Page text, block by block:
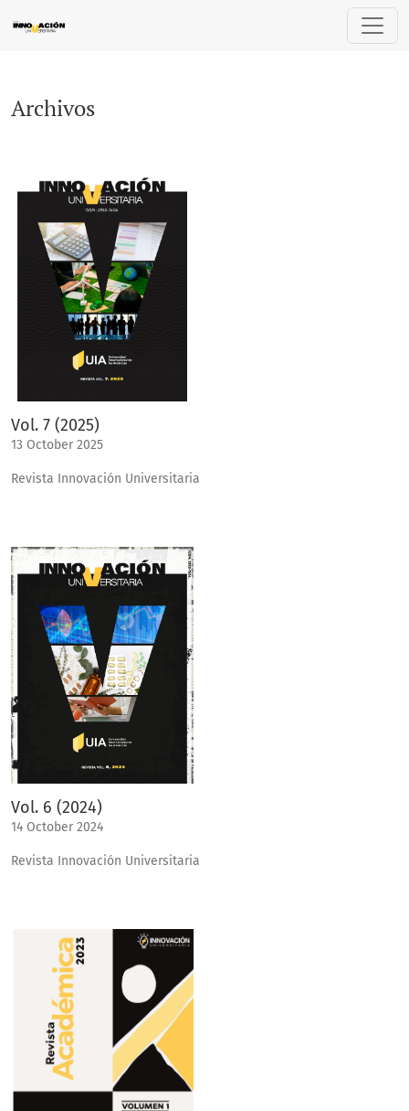
Archivos
Vol. 7 (2025)
13 October 2025
Revista Innovación Universitaria
Vol. 6 (2024)
14 October 2024
Revista Innovación Universitaria